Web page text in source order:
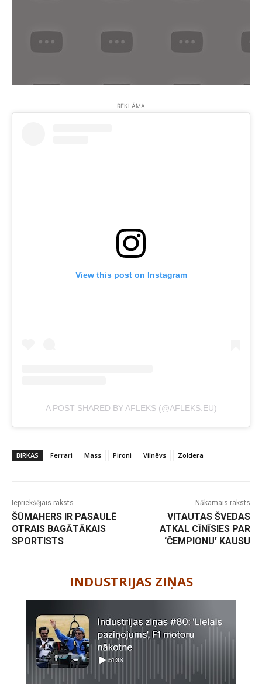
REKLĀMA
View this post on Instagram
A POST SHARED BY AFLEKS (@AFLEKS.EU)
BIRKAS Ferrari Mass Pironi Vilnēvs Zoldera
Iepriekšējais raksts
ŠŪMAHERS IR PASAULĒ
OTRAIS BAGĀTĀKAIS
SPORTISTS
Nākamais raksts
VITAUTAS ŠVEDAS
ATKAL CĪNĪSIES PAR
‘ČEMPIONU’ KAUSU
INDUSTRIJAS ZIŅAS